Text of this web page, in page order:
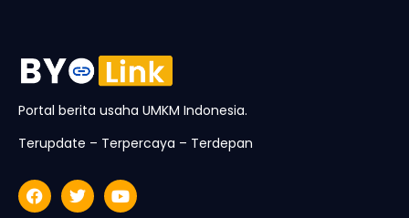
Portal berita usaha UMKM Indonesia.
Terupdate – Terpercaya – Terdepan